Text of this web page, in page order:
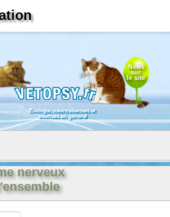
News
sur
le site
Biologie, neurosciences et
sciences en général
nerveux